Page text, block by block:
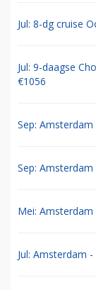
Jul: 8-dg cruise
Jul: 9-daagse
€1056
Sep:
Sep:
Mei:
Jul: Amsterdam